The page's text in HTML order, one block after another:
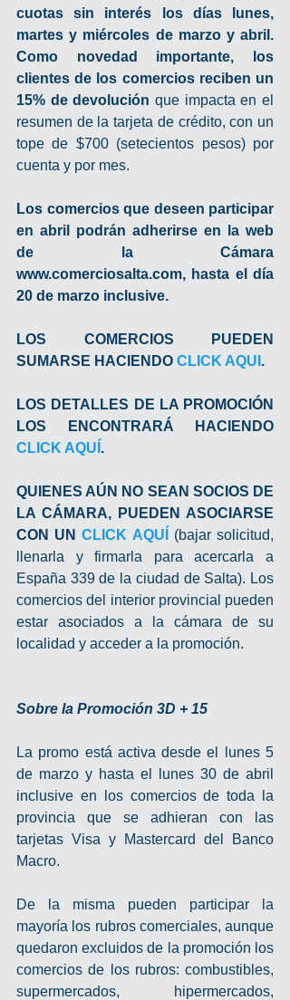
cuotas sin interés los días lunes,
martes y miércoles de marzo y abril.
Como novedad importante, los
clientes de los comercios reciben un
15% de devolución que impacta en el
resumen de la tarjeta de crédito, con un
tope de $700 (setecientos pesos) por
cuenta y por mes.
Los comercios que deseen participar
en abril podrán adherirse en la web
de la Cámara
www.comerciosalta.com, hasta el día
20 de marzo inclusive.
LOS COMERCIOS PUEDEN
SUMARSE HACIENDO CLICK AQUI .
LOS DETALLES DE LA PROMOCIÓN
CLICK AQUÍ .
QUIENES AÚN NO SEAN SOCIOS DE
LA CÁMARA, PUEDEN ASOCIARSE
CON UN CLICK AQUÍ
(bajar solicitud,
llenarla y firmarla para acercarla a
España 339 de la ciudad de Salta). Los
comercios del interior provincial pueden
estar asociados a la cámara de su
localidad y acceder a la promoción.
Sobre la Promoción 3D + 15
La promo está activa desde el lunes 5
de marzo y hasta el lunes 30 de abril
inclusive en los comercios de toda la
provincia que se adhieran con las
tarjetas Visa y Mastercard del Banco
Macro.
De la misma pueden participar la
mayoría los rubros comerciales, aunque
quedaron excluidos de la promoción los
comercios de los rubros: combustibles,
supermercados, hipermercados,